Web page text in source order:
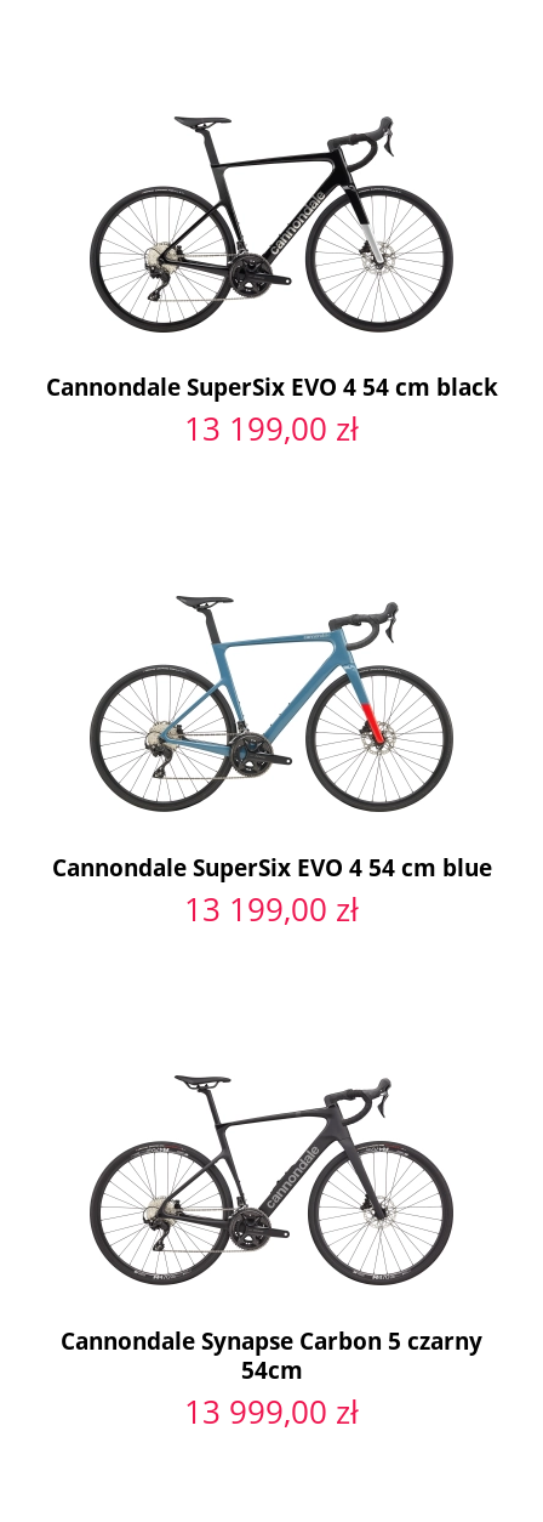
Cannondale SuperSix EVO 4 54 cm black
13 199,00 zł
Cannondale SuperSix EVO 4 54 cm blue
13 199,00 zł
Cannondale Synapse Carbon 5 czarny
54cm
13 999,00 zł